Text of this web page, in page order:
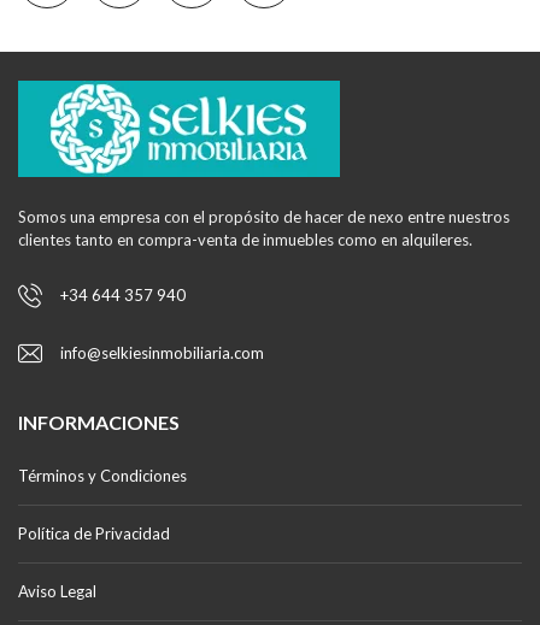
Somos una empresa con el propósito de hacer de nexo entre nuestros
clientes tanto en compra-venta de inmuebles como en alquileres.
+34 644 357 940
info@selkiesinmobiliaria.com
INFORMACIONES
Términos y Condiciones
Política de Privacidad
Aviso Legal